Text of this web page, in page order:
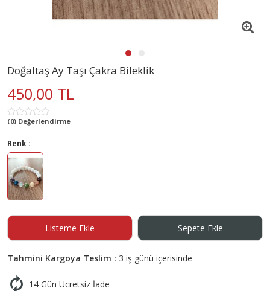
Doğaltaş Ay Taşı Çakra Bileklik
450,00 TL
(0) Değerlendirme
Renk :
Listeme Ekle Sepete Ekle
Tahmini Kargoya Teslim : 3 iş günü içerisinde
14 Gün Ücretsiz İade